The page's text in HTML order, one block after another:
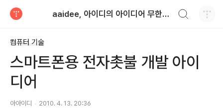
aaidee, 아이디의 아이디어 무한도전
컴퓨터 기술
스마트폰용 전자촛불 개발 아이
디어
아아이디 2010. 4. 13. 20:36